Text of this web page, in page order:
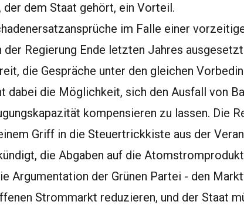
dem Staat gehört, ein Vorteil.
im Falle einer
der Regierung Ende letzten Jahres
die Gespräche unter den gleichen
dabei die Möglichkeit, sich den Ausfall von
kompensieren zu lassen. Die
Griff in die Steuertrickkiste aus der
die Abgaben auf die
Argumentation der Grünen Partei - den
Strommarkt reduzieren, und der Staat